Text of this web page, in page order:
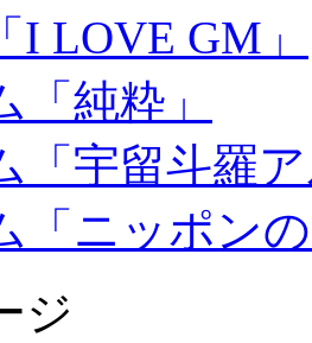
I LOVE GM」
「純粋」
「宇留斗羅
「ニッポン
ジ